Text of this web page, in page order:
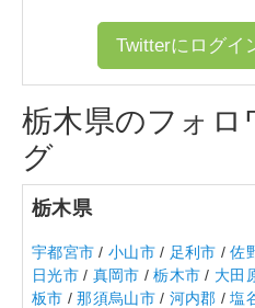
Twitterにログイ
栃木県のフォロ
グ
栃木県
宇都宮市 / 小山市/ 足利市 /佐
日光市/ 真岡市 /栃木市 / 大田
板市 /那須烏山市/ 河内郡 /塩